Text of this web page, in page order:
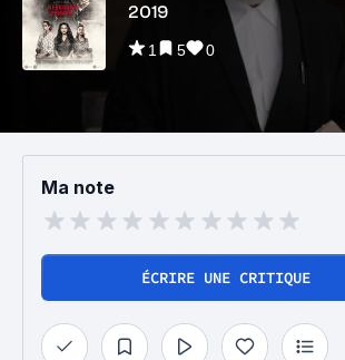
2019
1 5 0
Ma note
ÉCRIRE UNE CRITIQUE